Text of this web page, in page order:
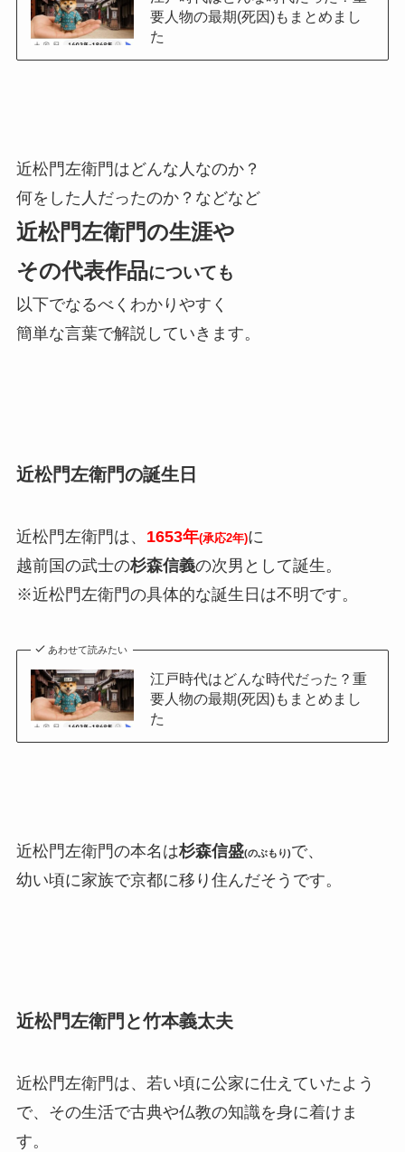
要人物の最期(死因)もまとめまし
た
近松門左衛門はどんな人なのか？
何をした人だったのか？などなど
近松門左衛門の生涯や
その代表作品についても
以下でなるべくわかりやすく
簡単な言葉で解説していきます。
近松門左衛門の誕生日
近松門左衛門は、 1653年(承応2年)に
越前国の武士の杉森信義の次男として誕生。
※近松門左衛門の具体的な誕生日は不明です。
あわせて読みたい
江戸時代はどんな時代だった？重
要人物の最期(死因)もまとめまし
た
近松門左衛門の本名は杉森信盛(のぶもり)で、
幼い頃に家族で京都に移り住んだそうです。
近松門左衛門と竹本義太夫
近松門左衛門は、若い頃に公家に仕えていたよう
で、その生活で古典や仏教の知識を身に着けま
す。